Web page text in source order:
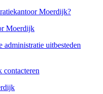
Moerdijk?
Moerdijk
uitbesteden